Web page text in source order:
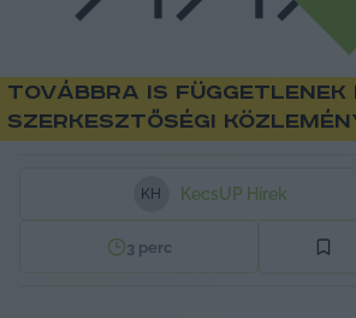
Továbbra is függetlenek
szerkesztőségi
K H KecsUP Hírek
3 perc